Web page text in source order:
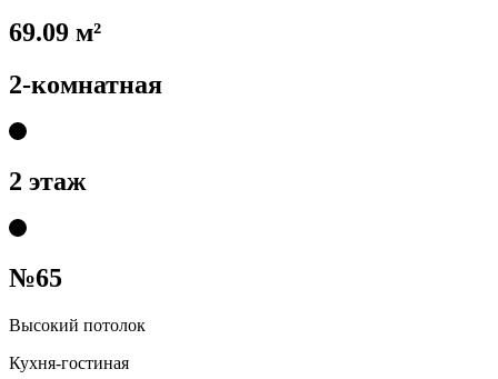
69.09 м²
2-комнатная
2 этаж
№65
Высокий потолок
Кухня-гостиная